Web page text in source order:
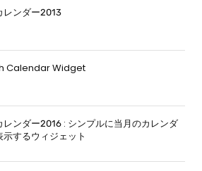
レンダー2013
Calendar Widget
レンダー2016 : シンプルに当月のカレンダ
示するウィジェット